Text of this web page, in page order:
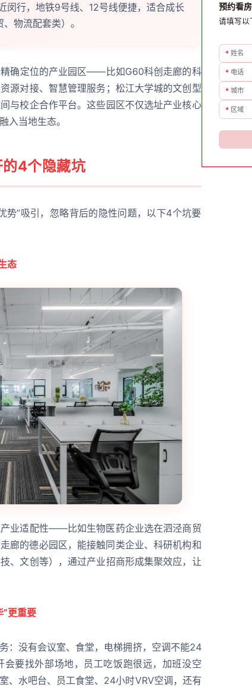
闵行，地铁9号线、12号线便捷，适合成长
物流配套类）。
确定位的产业园区——比如G60科创走廊的科
源对接、智慧管理服务；松江大学城的文创型
与校企合作平台。这些园区不仅选址产业核心
入当地生态。
的4个隐藏坑
势”吸引，忽略背后的隐性问题，以下4个坑要
态
业适配性——比如生物医药企业选在泗泾商贸
廊的德必园区，能接触同类企业、科研机构和
、文创等），通过产业招商形成集聚效应，让
”更重要
：没有会议室、食堂，电梯拥挤，空调不能24
要找外部场地，员工吃饭跑很远，加班没空
、水吧台、员工食堂、24小时VRV空调，还有
预约看房
请填写以
* 姓名
* 电话
* 城市
* 区域